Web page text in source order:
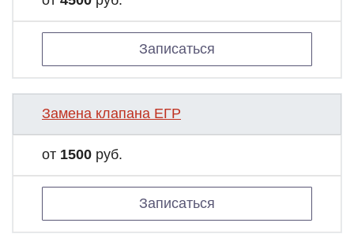
Записаться
Замена клапана ЕГР
от 1500 руб.
Записаться